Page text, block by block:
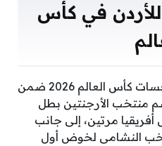
في كأس
ويخوض منتخب الأردن منافسات كأس العالم 2026 ضمن
منتخب الأرجنتين بطل
أفريقيا مرتين، إلى جانب
النشامى لخوض أول